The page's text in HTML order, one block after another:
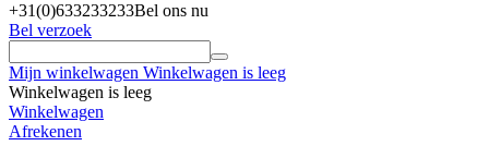
+31(0)633233233Bel ons nu
Bel verzoek
Mijn winkelwagen Winkelwagen is leeg
Winkelwagen is leeg
Winkelwagen
Afrekenen